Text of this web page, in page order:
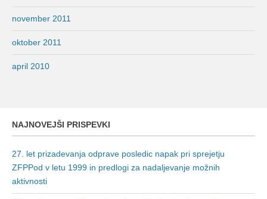
november 2011
oktober 2011
april 2010
NAJNOVEJŠI PRISPEVKI
27. let prizadevanja odprave posledic napak pri sprejetju
ZFPPod v letu 1999 in predlogi za nadaljevanje možnih
aktivnosti